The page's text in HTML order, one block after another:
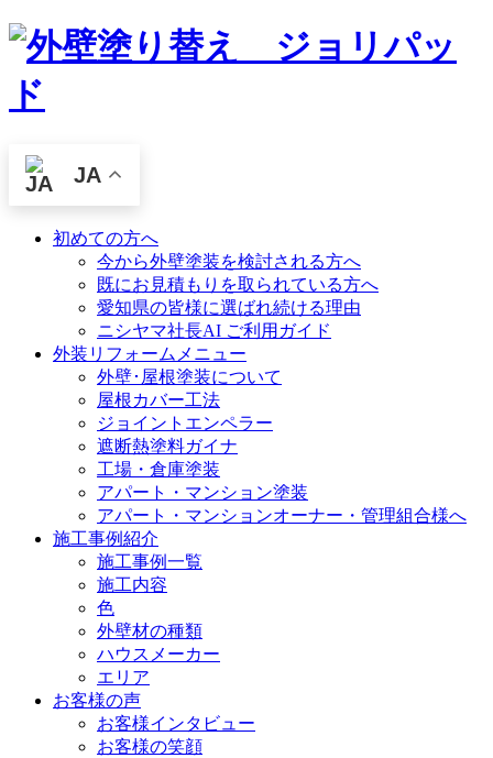
JA
初めての方へ
今から外壁塗装を検討される方へ
既にお見積もりを取られている方へ
愛知県の皆様に選ばれ続ける理由
ニシヤマ社長AI ご利用ガイド
外装リフォームメニュー
外壁･屋根塗装について
屋根カバー工法
ジョイントエンペラー
遮断熱塗料ガイナ
工場・倉庫塗装
アパート・マンション塗装
アパート・マンションオーナー・管理組合様へ
施工事例紹介
施工事例一覧
施工内容
色
外壁材の種類
ハウスメーカー
エリア
お客様の声
お客様インタビュー
お客様の笑顔